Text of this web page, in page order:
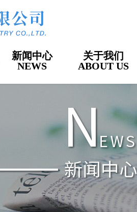
新闻中心
NEWS
关于我们
ABOUT US